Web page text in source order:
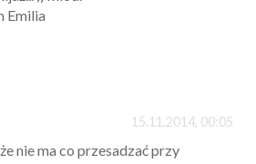
Emilia
15.11.2014, 00:05
nie ma co przesadzać przy